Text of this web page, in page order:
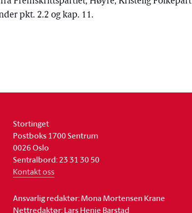
pkt. 2.2 og kap. 11.
Stortinget
Postboks 1700 Sentrum
0026 Oslo
Sentralbord: 23 31 30 50
Kontakt oss
Ansvarlig redaktør: Mona Mortensen Krane
Nettredaktør: Lars Henie Barstad